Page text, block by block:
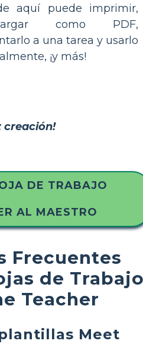
aquí puede imprimir,
como PDF,
a una tarea y usarlo
¡y más!
creación!
DE TRABAJO
AL MAESTRO
Frecuentes
de
Teacher
Meet